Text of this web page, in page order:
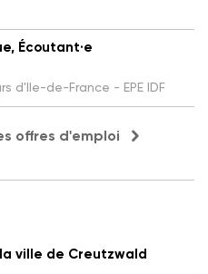
Écoutant·e
d'Ile-de-France - EPE IDF
offres d'emploi
ville de Creutzwald